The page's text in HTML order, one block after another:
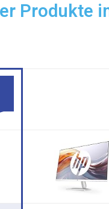
Produkte